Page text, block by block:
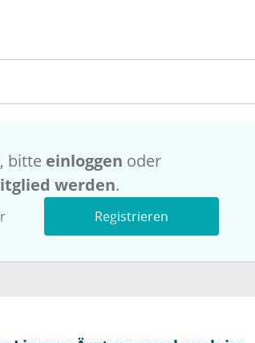
bitte einloggen oder
werden.
Registrieren